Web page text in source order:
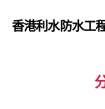
香港利水防水工